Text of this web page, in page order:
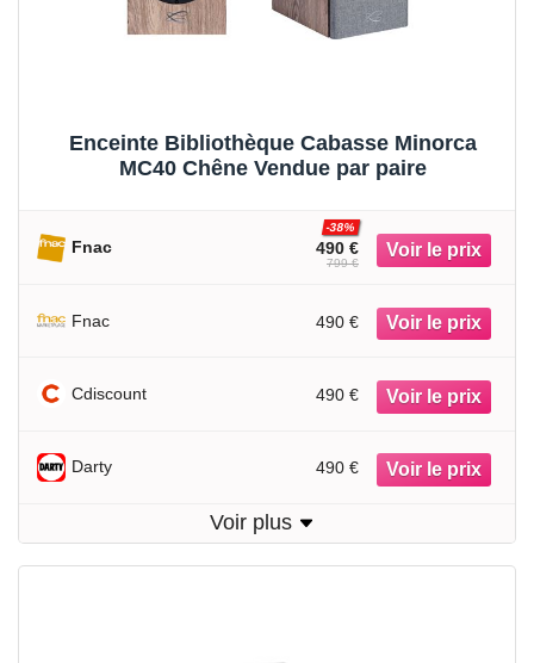
Enceinte Bibliothèque Cabasse Minorca
MC40 Chêne Vendue par paire
Fnac 490 €
-38%
799 €
Fnac 490 €
Cdiscount 490 €
Darty 490 €
Voir plus